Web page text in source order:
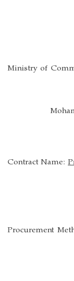
Ministry of
Contract Name:
Procurement